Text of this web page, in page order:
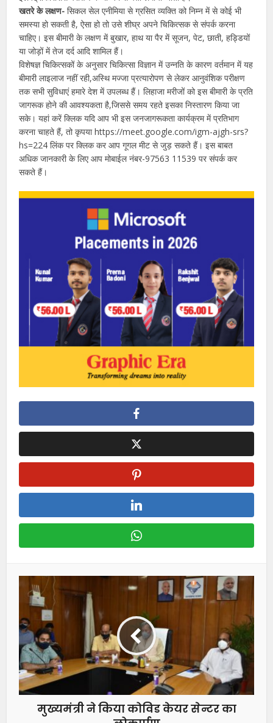
खतरे के लक्षण- सिकल सेल एनीमिया से ग्रसित व्यक्ति को निम्न में से कोई भी
समस्या हो सकती है, ऐसा हो तो उसे शीघ्र अपने चिकित्सक से संपर्क करना
चाहिए। इस बीमारी के लक्षण में बुखार, हाथ या पैर में सूजन, पेट, छाती, हड्डियों
या जोड़ों में तेज दर्द आदि शामिल हैं।
विशेषज्ञ चिकित्सकों के अनुसार चिकित्सा विज्ञान में उन्नति के कारण वर्तमान में यह
बीमारी लाइलाज नहीं रही,अस्थि मज्जा प्रत्यारोपण से लेकर आनुवंशिक परीक्षण
तक सभी सुविधाएं हमारे देश में उपलब्ध हैं। लिहाजा मरीजों को इस बीमारी के प्रति
जागरूक होने की आवश्यकता है,जिससे समय रहते इसका निस्तारण किया जा
सके। यहां करें क्लिक यदि आप भी इस जनजागरूकता कार्यक्रम में प्रतिभाग
करना चाहते हैं, तो कृपया https://meet.google.com/igm-ajgh-srs?
hs=224 लिंक पर क्लिक कर आप गूगल मीट से जुड़ सकते हैं। इस बाबत
अधिक जानकारी के लिए आप मोबाईल नंबर-97563 11539 पर संपर्क कर
सकते हैं।
मुख्यमंत्री ने किया कोविड केयर सेन्टर का